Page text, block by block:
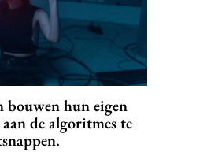
bouwen hun eigen
de algoritmes te